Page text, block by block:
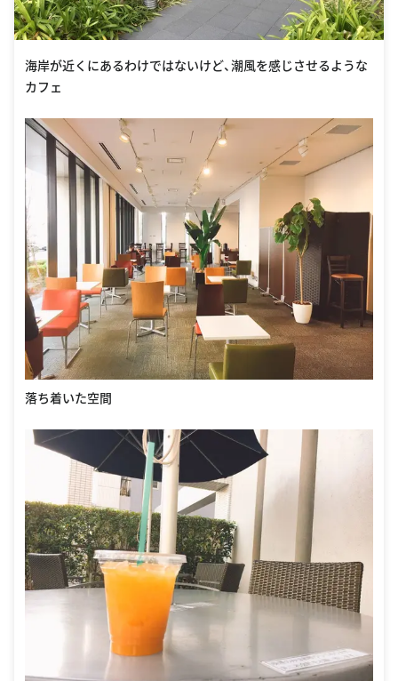
海岸が近くにあるわけではないけど、潮風を感じさせるような
カフェ
落ち着いた空間